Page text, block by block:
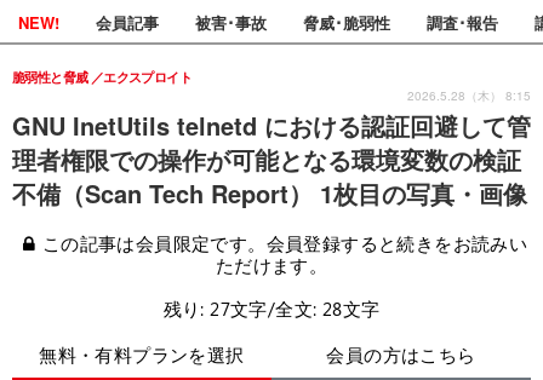
NEW! 会員記事 被害･事故 脅威･脆弱性 調査･報告
GNU InetUtils telnetd における認証回避して管
理者権限での操作が可能となる環境変数の検証
不備（Scan Tech Report） 1枚目の写真・画像
脆弱性と脅威 エクスプロイト
2026.5.28（木） 8:15
この記事は会員限定です。会員登録すると続きをお読みい
ただけます。
残り: 27文字/全文: 28文字
無料・有料プランを選択
会員の方はこちら